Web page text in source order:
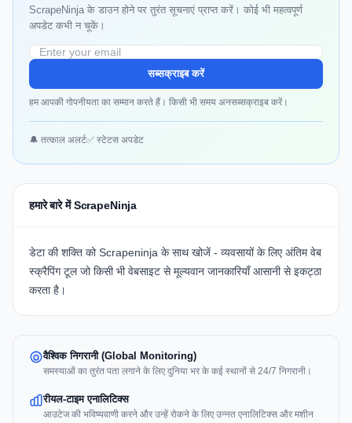
ScrapeNinja के डाउन होने पर तुरंत सूचनाएं प्राप्त करें। कोई भी महत्वपूर्ण
अपडेट कभी न चूकें।
सब्सक्राइब करें
हम आपकी गोपनीयता का सम्मान करते हैं। किसी भी समय अनसब्सक्राइब करें।
🔔 तत्काल अलर्ट✅ स्टेटस अपडेट
हमारे बारे में ScrapeNinja
डेटा की शक्ति को Scrapeninja के साथ खोजें - व्यवसायों के लिए अंतिम वेब
स्क्रैपिंग टूल जो किसी भीवेबसाइट से मूल्यवान जानकारियाँ आसानी से इकट्ठा
करता है।
वैश्विक निगरानी (Global Monitoring)
समस्याओं का तुरंत पता लगाने के लिए दुनिया भर के कई स्थानों से 24/7 निगरानी।
रीयल-टाइम एनालिटिक्स
आउटेज की भविष्यवाणी करने और उन्हें रोकने के लिए उन्नत एनालिटिक्स और मशीन